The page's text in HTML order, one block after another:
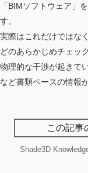
「BIMソフトウェア」
す。
実際はこれだけではな
どのあらかじめチェッ
物理的な干渉が起きて
など書類ベースの情報
この記事
Shade3D